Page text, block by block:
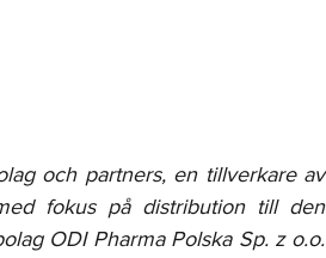
och partners, en tillverkare av
fokus på distribution till den
ODI Pharma Polska Sp. z o.o.